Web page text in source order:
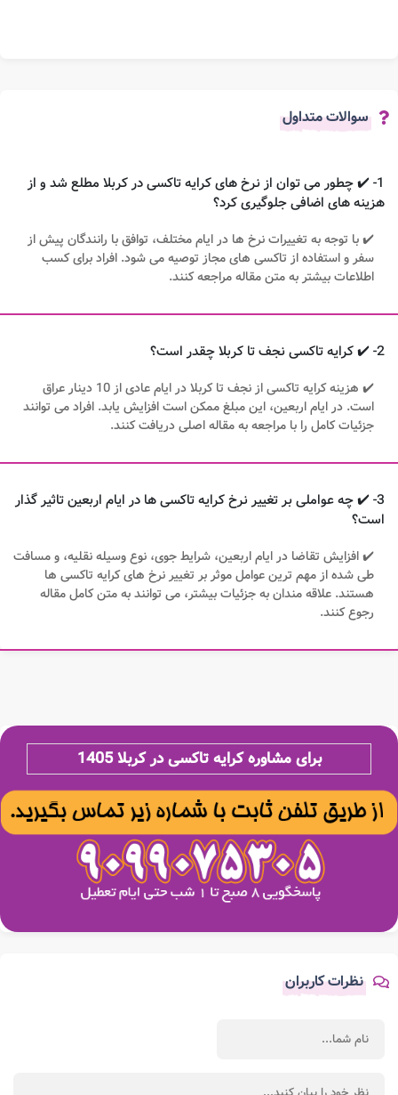
سوالات متداول
1- ✔️ چطور می توان از نرخ های کرایه تاکسی در کربلا مطلع شد و از
هزینه های اضافی جلوگیری کرد؟
✔️ با توجه به تغییرات نرخ ها در ایام مختلف، توافق با رانندگان پیش از
سفر و استفاده از تاکسی های مجاز توصیه می شود. افراد برای کسب
اطلاعات بیشتر به متن مقاله مراجعه کنند.
2- ✔️ کرایه تاکسی نجف تا کربلا چقدر است؟
✔️ هزینه کرایه تاکسی از نجف تا کربلا در ایام عادی از 10 دینار عراق
است. در ایام اربعین، این مبلغ ممکن است افزایش یابد. افراد می توانند
جزئیات کامل را با مراجعه به مقاله اصلی دریافت کنند.
3- ✔️ چه عواملی بر تغییر نرخ کرایه تاکسی ها در ایام اربعین تاثیر گذار
است؟
✔️ افزایش تقاضا در ایام اربعین، شرایط جوی، نوع وسیله نقلیه، و مسافت
طی شده از مهم ترین عوامل موثر بر تغییر نرخ های کرایه تاکسی ها
هستند. علاقه مندان به جزئیات بیشتر، می توانند به متن کامل مقاله
رجوع کنند.
برای مشاوره کرایه تاکسی در کربلا 1405
نظرات کاربران